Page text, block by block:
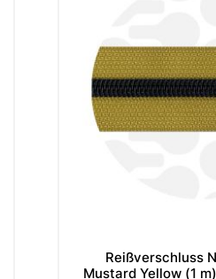
Reißverschluss
Mustard Yellow (1